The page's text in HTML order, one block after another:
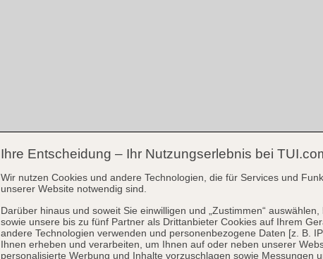
Ihre Entscheidung – Ihr Nutzungserlebnis bei
Wir nutzen Cookies und andere Technologien, die für Services und
unserer Website notwendig sind.
Darüber hinaus und soweit Sie einwilligen und „Zustimmen“
sowie unsere bis zu fünf Partner als Drittanbieter Cookies auf Ihrem
andere Technologien verwenden und personenbezogene Daten [z. B.
Ihnen erheben und verarbeiten, um Ihnen auf oder neben unserer
personalisierte Werbung und Inhalte vorzuschlagen sowie Messungen